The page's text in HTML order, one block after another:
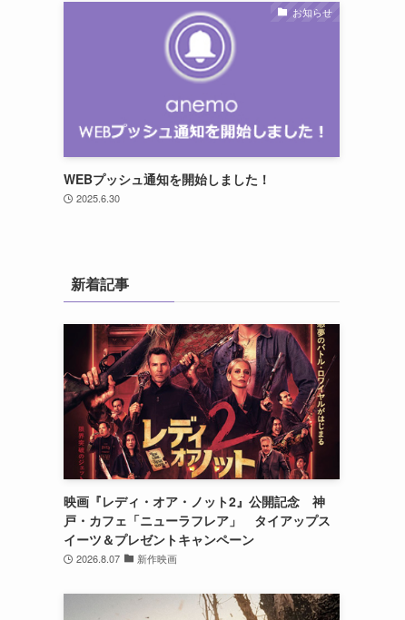
お知らせ
WEBプッシュ通知を開始しました！
2025.6.30
新着記事
映画『レディ・オア・ノット2』公開記念 神
戸・カフェ「ニューラフレア」 タイアップス
イーツ＆プレゼントキャンペーン
2026.8.07 新作映画